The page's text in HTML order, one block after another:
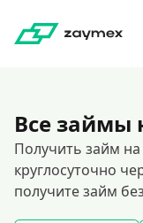
Все займы
Получить займ на
круглосуточно
получите займ